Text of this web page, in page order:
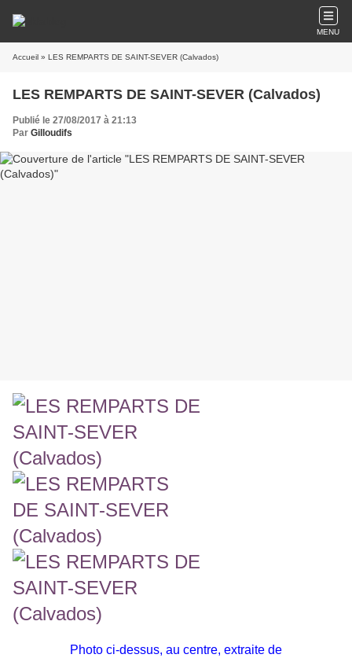
MENU
Accueil » LES REMPARTS DE SAINT-SEVER (Calvados)
LES REMPARTS DE SAINT-SEVER (Calvados)
Publié le 27/08/2017 à 21:13
Par Gilloudifs
Photo ci-dessus, au centre, extraite de